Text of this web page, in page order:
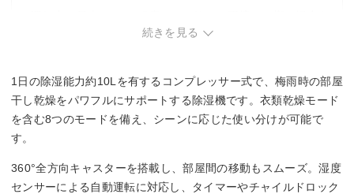
・排水時に脇からも水が溢れることがあり、注意が必要。
続きを見る
1日の除湿能力約10Lを有するコンプレッサー式で、梅雨時の部屋
干し乾燥をパワフルにサポートする除湿機です。衣類乾燥モード
を含む8つのモードを備え、シーンに応じた使い分けが可能で
す。
360°全方向キャスターを搭載し、部屋間の移動もスムーズ。湿度
センサーによる自動運転に対応し、タイマーやチャイルドロック